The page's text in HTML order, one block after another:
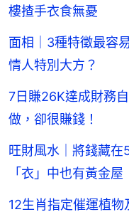
樓揸手衣食無憂
面相｜3種特徵最容
情人特別大方？
7日賺26K達成財務
做，卻很賺錢！
旺財風水｜將錢藏
「衣」中也有黃金屋
12生肖指定催運植